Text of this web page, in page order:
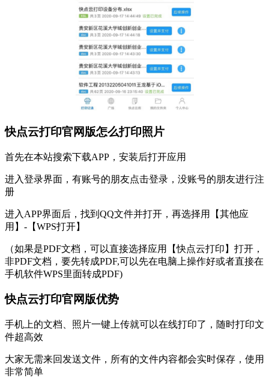
快点云打印官网版怎么打印照片
首先在本站搜索下载APP，安装后打开应用
进入登录界面，有账号的朋友点击登录，没账号的朋友进行注
册
进入APP界面后，找到QQ文件并打开，再选择用【其他应
用】-【WPS打开】
（如果是PDF文档，可以直接选择应用【快点云打印】打开，
非PDF文档，要先转成PDF,可以先在电脑上操作好或者直接在
手机软件WPS里面转成PDF)
快点云打印官网版优势
手机上的文档、照片一键上传就可以在线打印了，随时打印文
件超高效
大家无需来回发送文件，所有的文件内容都会实时保存，使用
非常简单